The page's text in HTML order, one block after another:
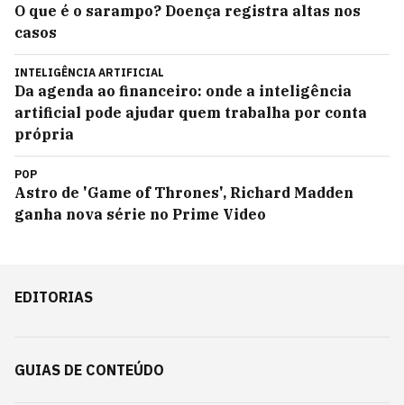
O que é o sarampo? Doença registra altas nos
casos
INTELIGÊNCIA ARTIFICIAL
Da agenda ao financeiro: onde a inteligência
artificial pode ajudar quem trabalha por conta
própria
POP
Astro de 'Game of Thrones', Richard Madden
ganha nova série no Prime Video
EDITORIAS
GUIAS DE CONTEÚDO